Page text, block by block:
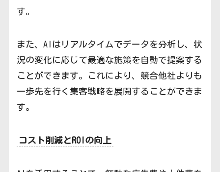
す。
また、AIはリアルタイムでデータを分析し、状
況の変化に応じて最適な施策を自動で提案する
ことができます。これにより、競合他社よりも
一歩先を行く集客戦略を展開することができま
す。
コスト削減とROIの向上